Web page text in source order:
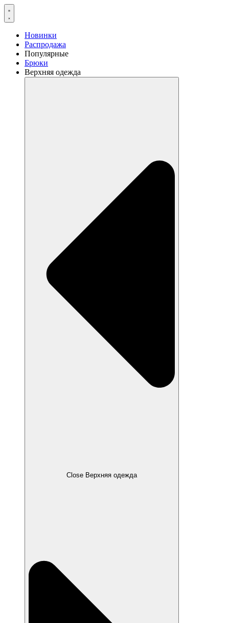
Перейти
Новинки
Распродажа
Популярные
Брюки
Верхняя одежда
Close Верхняя одежда